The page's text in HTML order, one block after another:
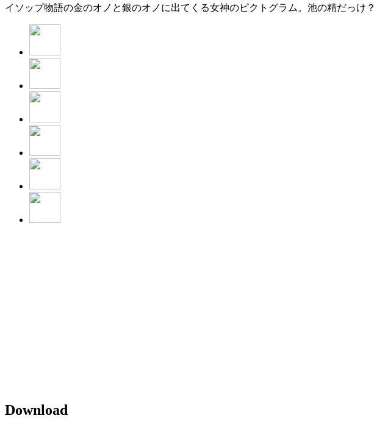
イソップ物語の金のオノと銀のオノに出てくる女神のピクトグラム。池の精だっけ？
Download